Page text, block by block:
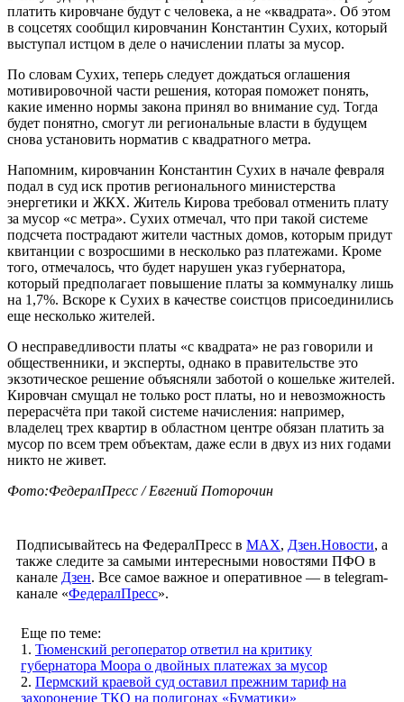
платить кировчане будут с человека, а не «квадрата». Об этом
в соцсетях сообщил кировчанин Константин Сухих, который
выступал истцом в деле о начислении платы за мусор.
По словам Сухих, теперь следует дождаться оглашения
мотивировочной части решения, которая поможет понять,
какие именно нормы закона принял во внимание суд. Тогда
будет понятно, смогут ли региональные власти в будущем
снова установить норматив с квадратного метра.
Напомним, кировчанин Константин Сухих в начале февраля
подал в суд иск против регионального министерства
энергетики и ЖКХ. Житель Кирова требовал отменить плату
за мусор «с метра». Сухих отмечал, что при такой системе
подсчета пострадают жители частных домов, которым придут
квитанции с возросшими в несколько раз платежами. Кроме
того, отмечалось, что будет нарушен указ губернатора,
который предполагает повышение платы за коммуналку лишь
на 1,7%. Вскоре к Сухих в качестве соистцов присоединились
еще несколько жителей.
О несправедливости платы «с квадрата» не раз говорили и
общественники, и эксперты, однако в правительстве это
экзотическое решение объясняли заботой о кошельке жителей.
Кировчан смущал не только рост платы, но и невозможность
перерасчёта при такой системе начисления: например,
владелец трех квартир в областном центре обязан платить за
мусор по всем трем объектам, даже если в двух из них годами
никто не живет.
Фото:ФедералПресс / Евгений Поторочин
Подписывайтесь на ФедералПресс в МАХ, Дзен.Новости, а
также следите за самыми интересными новостями ПФО в
канале Дзен. Все самое важное и оперативное — в telegram-
канале «ФедералПресс».
Еще по теме:
1. Тюменский регоператор ответил на критику
губернатора Моора о двойных платежах за мусор
2. Пермский краевой суд оставил прежним тариф на
захоронение ТКО на полигонах «Буматики»